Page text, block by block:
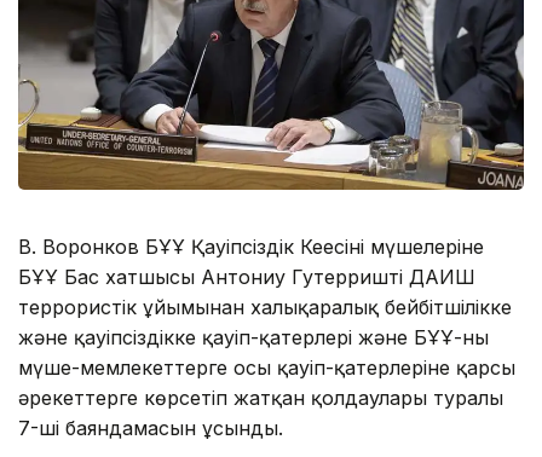
В. Воронков БҰҰ Қауіпсіздік Кеңесінің мүшелеріне
БҰҰ Бас хатшысы Антониу Гутерриштің ДАИШ
террористік ұйымынан халықаралық бейбітшілікке
және қауіпсіздікке қауіп-қатерлері және БҰҰ-ның
мүше-мемлекеттерге осы қауіп-қатерлеріне қарсы
әрекеттерге көрсетіп жатқан қолдаулары туралы
7-ші баяндамасын ұсынды.